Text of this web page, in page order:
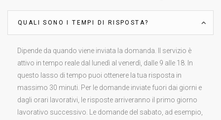
QUALI SONO I TEMPI DI RISPOSTA?
Dipende da quando viene inviata la domanda. Il servizio è
attivo in tempo reale dal lunedì al venerdì, dalle 9 alle 18. In
questo lasso di tempo puoi ottenere la tua risposta in
massimo 30 minuti. Per le domande inviate fuori dai giorni e
dagli orari lavorativi, le risposte arriveranno il primo giorno
lavorativo successivo. Le domande del sabato, ad esempio,